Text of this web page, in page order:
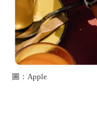
圖：Apple